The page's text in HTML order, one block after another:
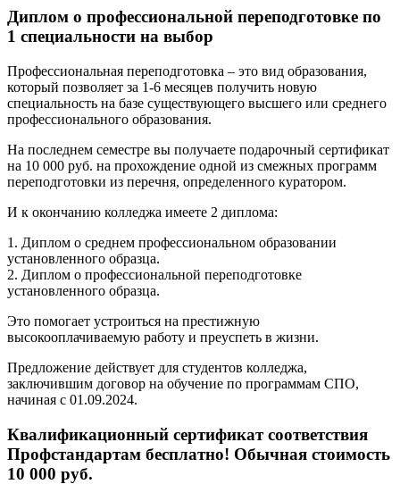
Диплом о профессиональной переподготовке по
1 специальности на выбор
Профессиональная переподготовка – это вид образования,
который позволяет за 1-6 месяцев получить новую
специальность на базе существующего высшего или среднего
профессионального образования.
На последнем семестре вы получаете подарочный сертификат
на 10 000 руб. на прохождение одной из смежных программ
переподготовки из перечня, определенного куратором.
И к окончанию колледжа имеете 2 диплома:
1. Диплом о среднем профессиональном образовании
установленного образца.
2. Диплом о профессиональной переподготовке
установленного образца.
Это помогает устроиться на престижную
высокооплачиваемую работу и преуспеть в жизни.
Предложение действует для студентов колледжа,
заключившим договор на обучение по программам СПО,
начиная с 01.09.2024.
Квалификационный сертификат соответствия
Профстандартам бесплатно! Обычная стоимость
10 000 руб.